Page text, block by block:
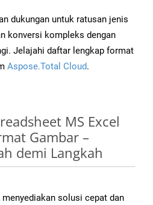
dukungan untuk ratusan jenis
konversi kompleks dengan
Jelajahi daftar lengkap format
Aspose.Total Cloud.
MS Excel
Gambar –
demi Langkah
solusi cepat dan